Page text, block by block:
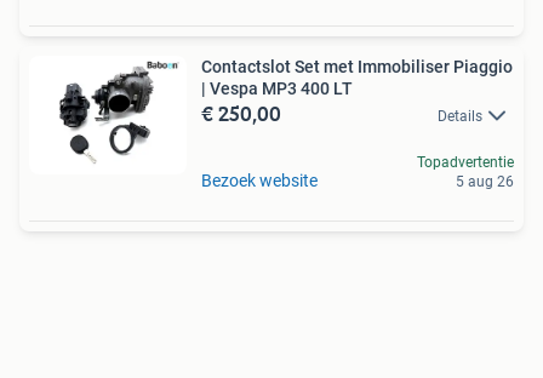
Contactslot Set met Immobiliser Piaggio
| Vespa MP3 400 LT
€ 250,00 Details
Bezoek website
Topadvertentie
5 aug 26